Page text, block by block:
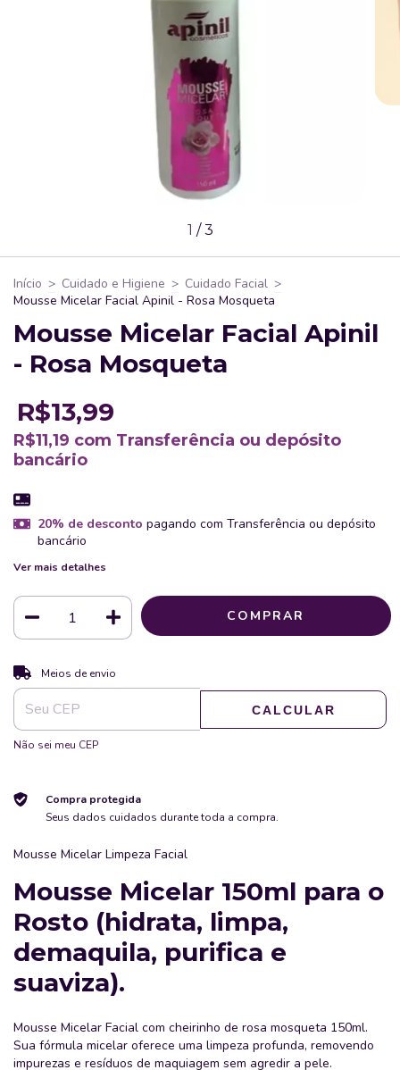
1 /3
Início > Cuidado e Higiene > Cuidado Facial >
Mousse Micelar Facial Apinil - Rosa Mosqueta
Mousse Micelar Facial Apinil
- Rosa Mosqueta
R$13,99
R$11,19 com Transferência ou depósito
bancário
20% de desconto pagando com Transferência ou depósito
bancário
Ver mais detalhes
Entregas para o CEP:
Meios de envio
CALCULAR
Não sei meu CEP
Compra protegida
Seus dados cuidados durante toda a compra.
Mousse Micelar Limpeza Facial
Mousse Micelar 150ml para o
Rosto (hidrata, limpa,
demaquila, purifica e
suaviza).
Mousse Micelar Facial com cheirinho de rosa mosqueta 150ml.
Sua fórmula micelar oferece uma limpeza profunda, removendo
impurezas e resíduos de maquiagem sem agredir a pele.